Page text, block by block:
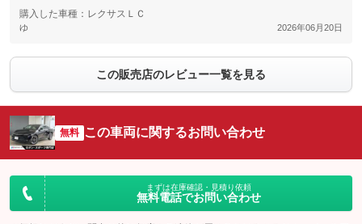
購入した車種：レクサスＬＣ
ゆ 2026年06月20日
この販売店のレビュー一覧を見る
無料 この車両に関するお問い合わせ
まずは在庫確認・見積り依頼
無料電話でお問い合わせ